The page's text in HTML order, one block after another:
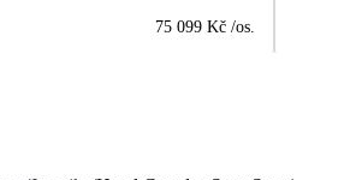
75 099 Kč /os.